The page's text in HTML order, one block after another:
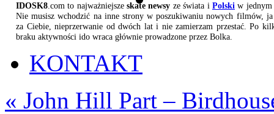
IDOSK8 .com to najważniejszeskate newsy ze świata i Polski w jednym
Nie musisz wchodzić na inne strony w poszukiwaniu nowych filmów,
za Ciebie, nieprzerwanie od dwóch lat i nie zamierzam przestać. Po
braku aktywności ido wraca głównie prowadzone przez Bolka.
KONTAKT
« John Hill Part –